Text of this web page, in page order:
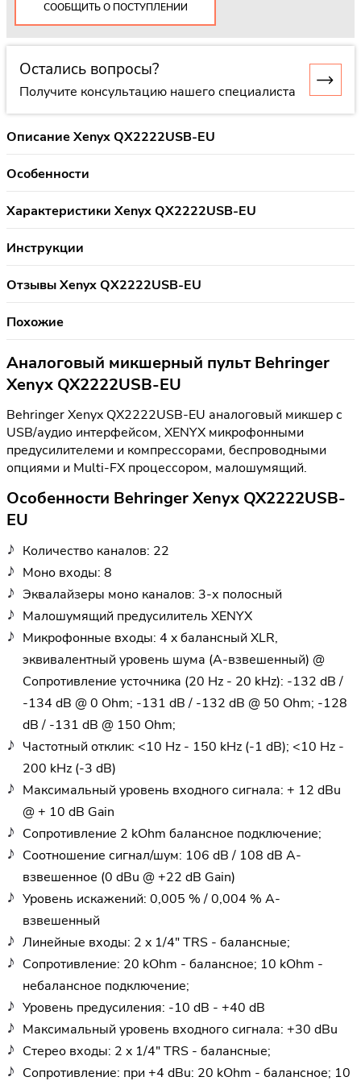
СООБЩИТЬ О ПОСТУПЛЕНИИ
Остались вопросы?
Получите консультацию нашего специалиста
Описание Xenyx QX2222USB-EU
Особенности
Характеристики Xenyx QX2222USB-EU
Инструкции
Отзывы Xenyx QX2222USB-EU
Похожие
Аналоговый микшерный пульт Behringer
Xenyx QX2222USB-EU
Behringer Xenyx QX2222USB-EU аналоговый микшер с
USB/аудио интерфейсом, XENYX микрофонными
предусилителеми и компрессорами, беспроводными
опциями и Multi-FX процессором, малошумящий.
Особенности Behringer Xenyx QX2222USB-
EU
Количество каналов: 22
Моно входы: 8
Эквалайзеры моно каналов: 3-х полосный
Малошумящий предусилитель XENYX
Микрофонные входы: 4 x балансный XLR,
эквивалентный уровень шума (А-взвешенный) @
Сопротивление усточника (20 Hz - 20 kHz): -132 dB /
-134 dB @ 0 Ohm; -131 dB / -132 dB @ 50 Ohm; -128
dB / -131 dB @ 150 Ohm;
Частотный отклик: <10 Hz - 150 kHz (-1 dB); <10 Hz -
200 kHz (-3 dB)
Максимальный уровень входного сигнала: + 12 dBu
@ + 10 dB Gain
Сопротивление 2 kOhm балансное подключение;
Соотношение сигнал/шум: 106 dB / 108 dB А-
взвешенное (0 dBu @ +22 dB Gain)
Уровень искажений: 0,005 % / 0,004 % А-
взвешенный
Линейные входы: 2 x 1/4" TRS - балансные;
Сопротивление: 20 kOhm - балансное; 10 kOhm -
небалансное подключение;
Уровень предусиления: -10 dB - +40 dB
Максимальный уровень входного сигнала: +30 dBu
Стерео входы: 2 x 1/4" TRS - балансные;
Сопротивление: при +4 dBu: 20 kOhm - балансное; 10